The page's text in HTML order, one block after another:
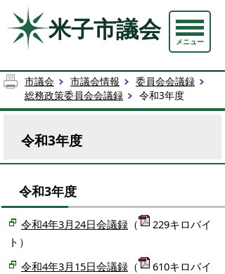
米子市議会 メニュー
市議会 市議会情報
委員会会議録
総務政策委員会会議録
令和3年度
令和3年度
令和3年度
令和4年3月24日会議録 （
229キロバイ
ト）
令和4年3月15日会議録 （
610キロバイ